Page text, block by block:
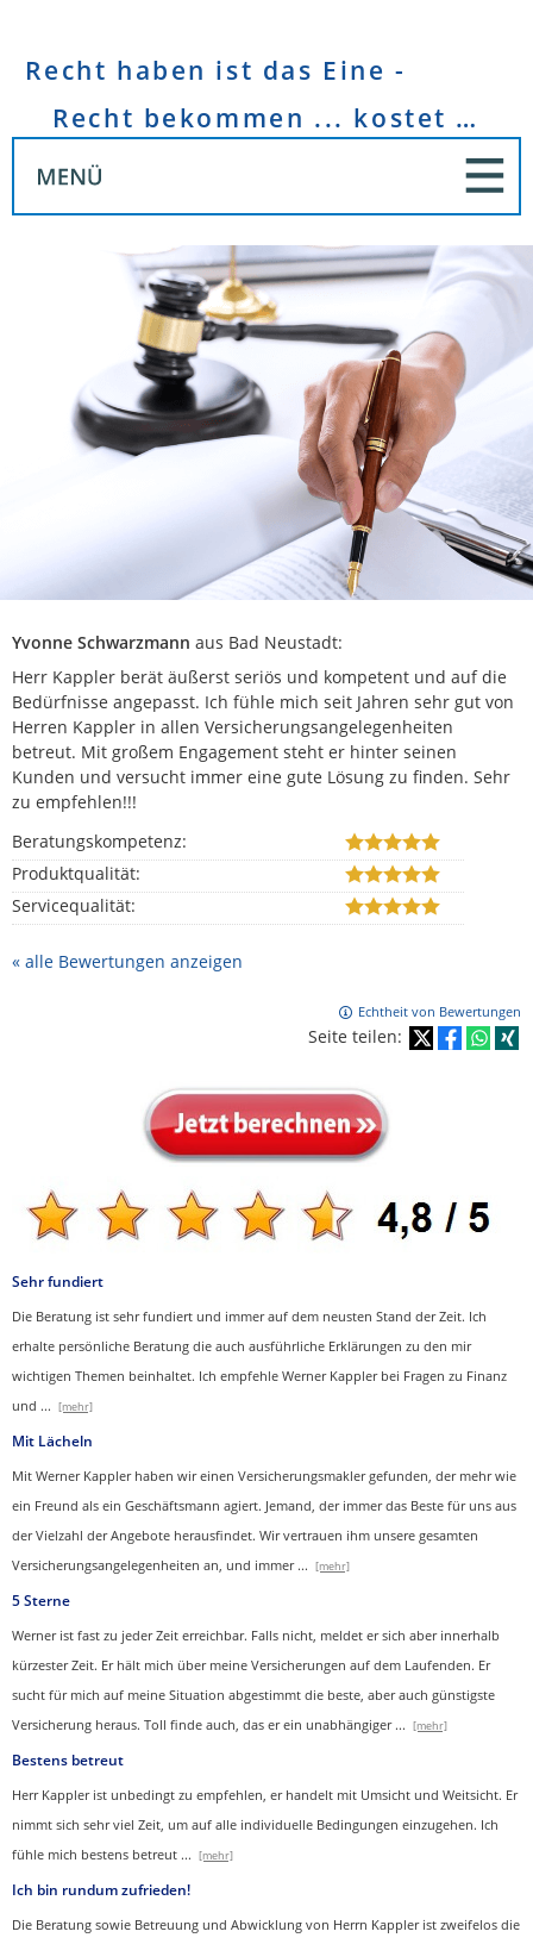
Recht haben ist das Eine -
Recht bekommen ... kostet Geld!
Yvonne Schwarzmann aus Bad Neustadt:
Herr Kappler berät äußerst seriös und kompetent und auf die
Bedürfnisse angepasst. Ich fühle mich seit Jahren sehr gut von
Herren Kappler in allen Versicherungsangelegenheiten
betreut. Mit großem Engagement steht er hinter seinen
Kunden und versucht immer eine gute Lösung zu finden. Sehr
zu empfehlen!!!
Beratungskompetenz:
Produktqualität:
Servicequalität:
« alle Bewertungen anzeigen
Echtheit von Bewertungen
Seite teilen:
Sehr fundiert
Die Beratung ist sehr fundiert und immer auf dem neusten Stand der Zeit. Ich
erhalte persönliche Beratung die auch ausführliche Erklärungen zu den mir
wichtigen Themen beinhaltet. Ich empfehle Werner Kappler bei Fragen zu Finanz
und ... [mehr]
Mit Lächeln
Mit Werner Kappler haben wir einen Ver­sicherungs­makler gefunden, der mehr wie
ein Freund als ein Geschäftsmann agiert. Jemand, der immer das Beste für uns aus
der Vielzahl der Angebote herausfindet. Wir vertrauen ihm unsere gesamten
Versicherungsangelegenheiten an, und immer... [mehr]
5 Sterne
Werner ist fast zu jeder Zeit erreichbar. Falls nicht, meldet er sich aber innerhalb
kürzester Zeit. Er hält mich über meine Versicherungen auf dem Laufenden. Er
sucht für mich auf meine Situation abgestimmt die beste, aber auch günstigste
Versicherung heraus. Toll finde auch, das er ein unabhängiger ... [mehr]
Bestens betreut
Herr Kappler ist unbedingt zu empfehlen, er handelt mit Umsicht und Weitsicht. Er
nimmt sich sehr viel Zeit, um auf alle individuelle Bedingungen einzugehen. Ich
fühle mich bestens betreut ... [mehr]
Ich bin rundum zufrieden!
Die Beratung sowie Betreuung und Abwicklung von Herrn Kappler ist zweifelos die